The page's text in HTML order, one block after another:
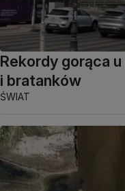
Rekordy gorąca
i bratanków
ŚWIAT